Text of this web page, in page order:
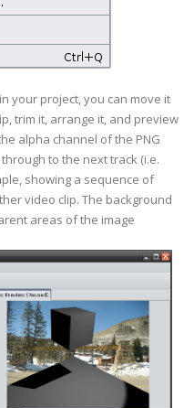
your project, you can move it
trim it, arrange it, and preview
alpha channel of the PNG
to the next track (i.e.
showing a sequence of
video clip. The background
areas of the image